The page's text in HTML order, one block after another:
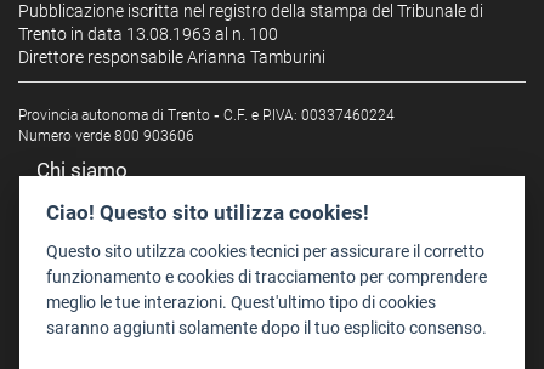
Pubblicazione iscritta nel registro della stampa del Tribunale di
Trento in data 13.08.1963 al n. 100
Direttore responsabile Arianna Tamburini
Provincia autonoma di Trento - C.F. e P.IVA: 00337460224
Numero verde 800 903606
Chi siamo
Redazione
Staff
Format - Centro Audiovisivi
Trentino Film Commission
Ciao! Questo sito utilizza cookies!
Questo sito utilzza cookies tecnici per assicurare il corretto
funzionamento e cookies di tracciamento per comprendere
meglio le tue interazioni. Quest'ultimo tipo di cookies
saranno aggiunti solamente dopo il tuo esplicito consenso.